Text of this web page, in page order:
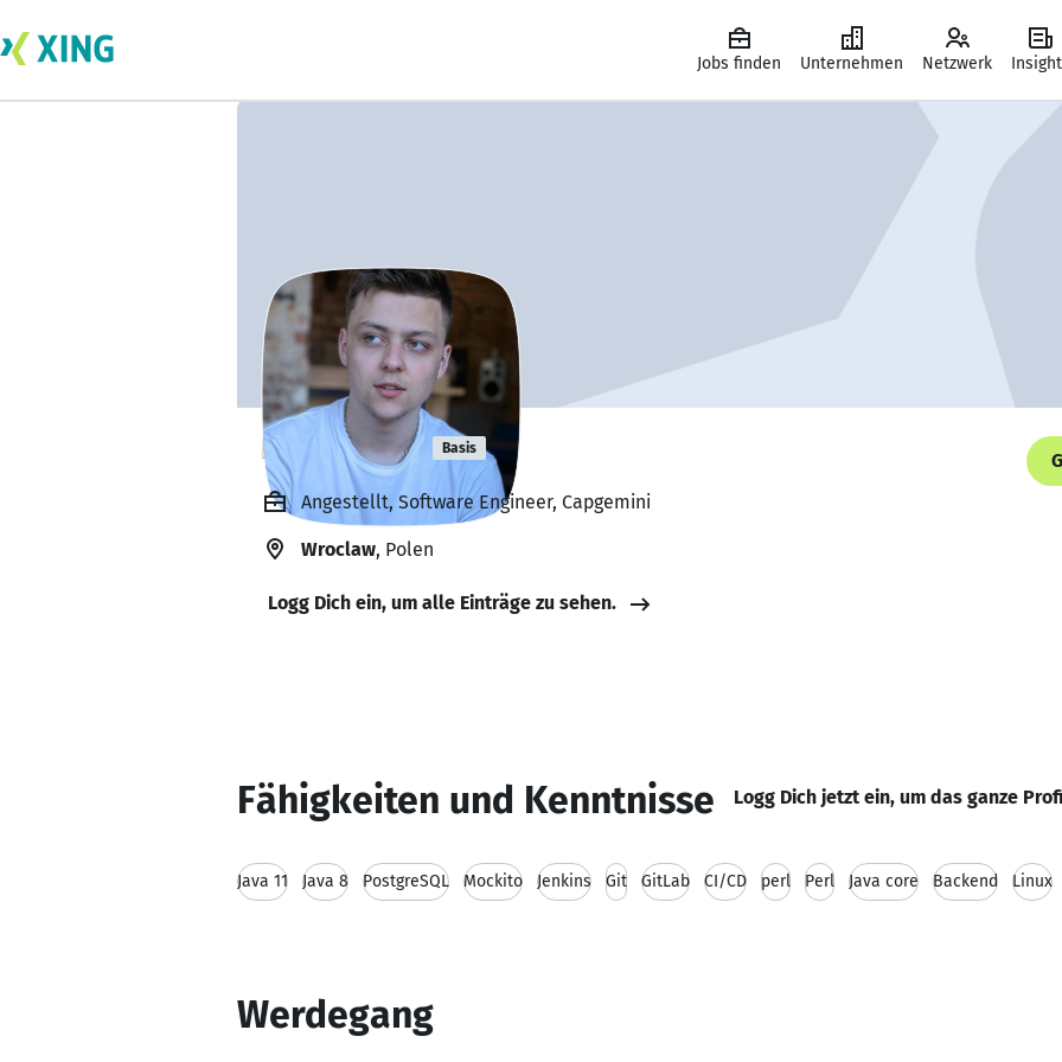
Jobs finden Unternehmen Netzwerk
Hlib Zubov Basis
Angestellt, Software Engineer, Capgemini
Wroclaw, Polen
Logg Dich ein, um alle Einträge zu sehen.
Fähigkeiten und Kenntnisse Logg Dich jetzt ein, um das ganze
Java 11 Java 8 PostgreSQL Mockito Jenkins Git GitLab CI/CD perl Perl Java core Backend Linux
Werdegang